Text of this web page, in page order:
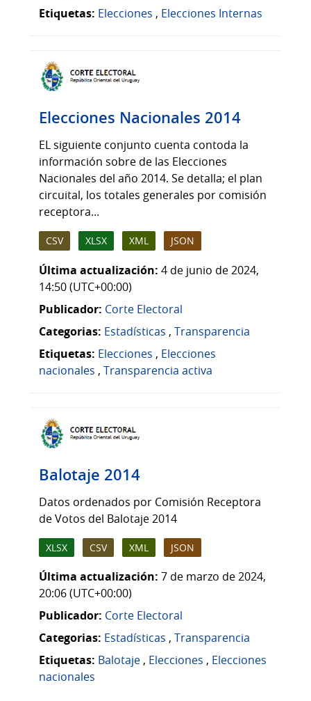
Etiquetas: Elecciones , Elecciones Internas
Elecciones Nacionales 2014
EL siguiente conjunto cuenta contoda la
información sobre de las Elecciones
Nacionales del año 2014. Se detalla; el plan
circuital, los totales generales por comisión
receptora...
CSV XLSX XML JSON
Última actualización: 4 de junio de 2024,
14:50 (UTC+00:00)
Publicador: Corte Electoral
Categorias: Estadísticas , Transparencia
Etiquetas: Elecciones , Elecciones
nacionales , Transparencia activa
Balotaje 2014
Datos ordenados por Comisión Receptora
de Votos del Balotaje 2014
XLSX CSV XML JSON
Última actualización: 7 de marzo de 2024,
20:06 (UTC+00:00)
Publicador: Corte Electoral
Categorias: Estadísticas , Transparencia
Etiquetas: Balotaje , Elecciones , Elecciones
nacionales